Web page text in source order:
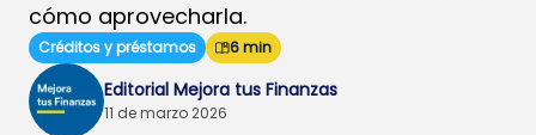
cómo aprovecharla.
Créditos y préstamos 6 min
Editorial Mejora tus Finanzas
11 de marzo 2026